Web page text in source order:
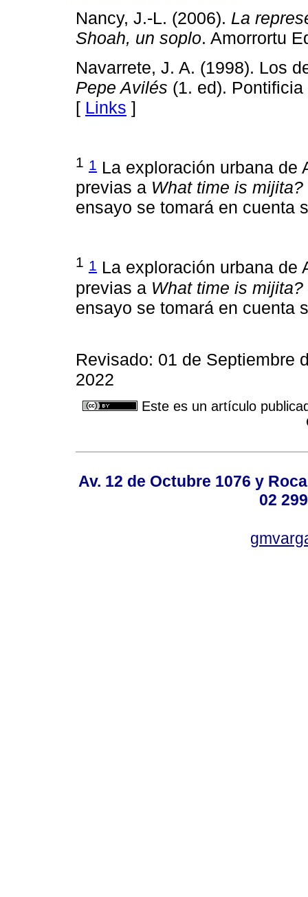
Nancy, J.-L. (2006). La
Shoah, un soplo. Amorrortu
Navarrete, J. A. (1998). Los
Pepe Avilés (1. ed).
[ Links ]
1 1 La exploración urbana de
previas a What time is mijita?
ensayo se tomará en cuenta
1 1 La exploración urbana de
previas a What time is mijita?
ensayo se tomará en cuenta
Revisado: 01 de Septiembre
2022
Este es un artículo
Av. 12 de Octubre 1076 y
02